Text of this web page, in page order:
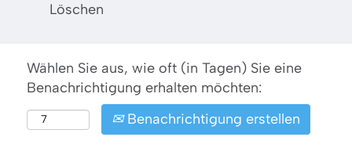
Löschen
Wählen Sie aus, wie oft (in Tagen) Sie eine
Benachrichtigung erhalten möchten:
Benachrichtigung erstellen